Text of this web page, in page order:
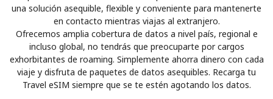
una solución asequible, flexible y conveniente para mantenerte
en contacto mientras viajas al extranjero.
Ofrecemos amplia cobertura de datos a nivel país, regional e
incluso global, no tendrás que preocuparte por cargos
exhorbitantes de roaming. Simplemente ahorra dinero con cada
viaje y disfruta de paquetes de datos asequibles. Recarga tu
Travel eSIM siempre que se te estén agotando los datos.